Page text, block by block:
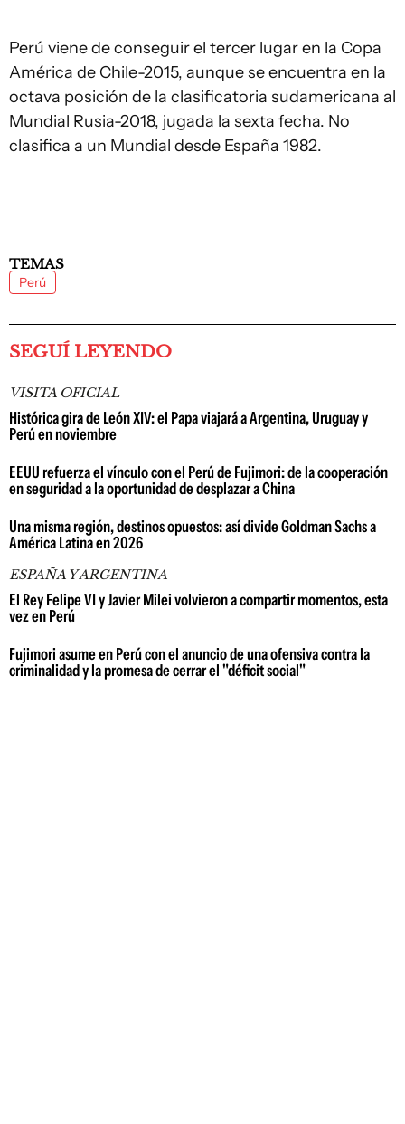
Perú viene de conseguir el tercer lugar en la Copa
América de Chile-2015, aunque se encuentra en la
octava posición de la clasificatoria sudamericana al
Mundial Rusia-2018, jugada la sexta fecha. No
clasifica a un Mundial desde España 1982.
TEMAS
Perú
SEGUÍ LEYENDO
VISITA OFICIAL
Histórica gira de León XIV: el Papa viajará a Argentina, Uruguay y
Perú en noviembre
EEUU refuerza el vínculo con el Perú de Fujimori: de la cooperación
en seguridad a la oportunidad de desplazar a China
Una misma región, destinos opuestos: así divide Goldman Sachs a
América Latina en 2026
ESPAÑA Y ARGENTINA
El Rey Felipe VI y Javier Milei volvieron a compartir momentos, esta
vez en Perú
Fujimori asume en Perú con el anuncio de una ofensiva contra la
criminalidad y la promesa de cerrar el "déficit social"